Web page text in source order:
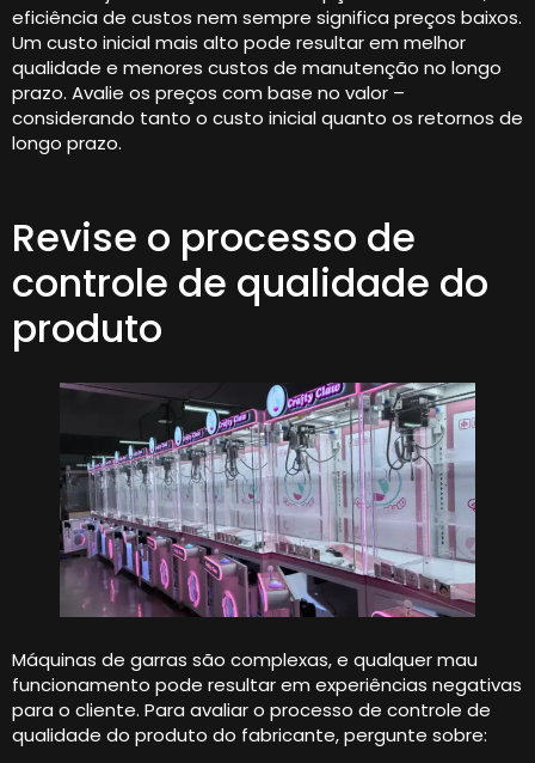
eficiência de custos nem sempre significa preços baixos.
Um custo inicial mais alto pode resultar em melhor
qualidade e menores custos de manutenção no longo
prazo. Avalie os preços com base no valor –
considerando tanto o custo inicial quanto os retornos de
longo prazo.
Revise o processo de
controle de qualidade do
produto
Máquinas de garras são complexas, e qualquer mau
funcionamento pode resultar em experiências negativas
para o cliente. Para avaliar o processo de controle de
qualidade do produto do fabricante, pergunte sobre: